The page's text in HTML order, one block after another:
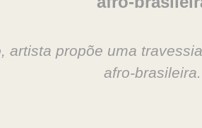
artista propõe uma
afro-brasileira.